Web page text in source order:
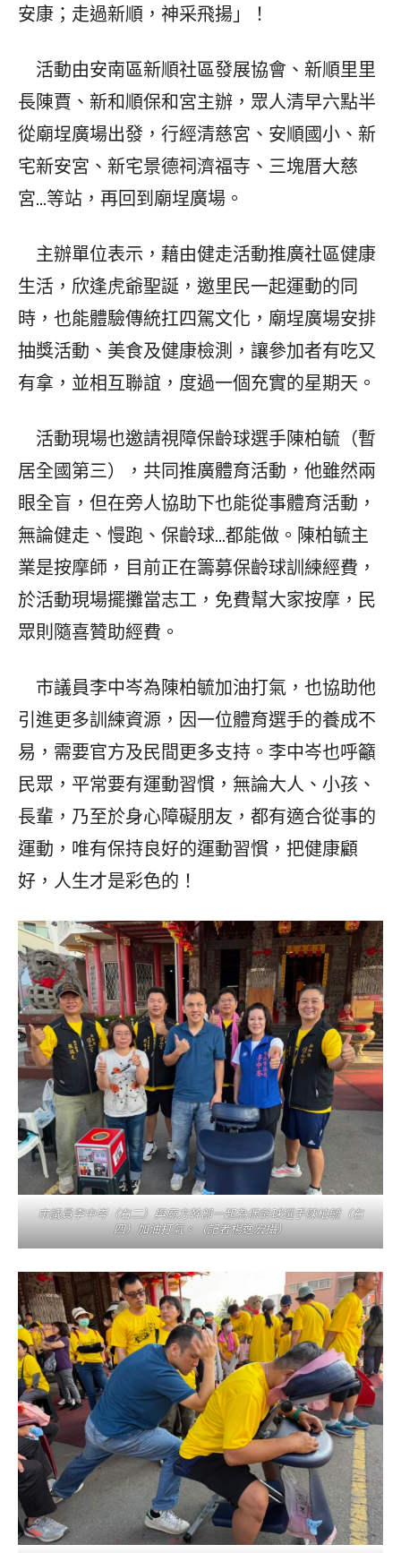
安康；走過新順，神采飛揚」！
活動由安南區新順社區發展協會、新順里里
長陳賈、新和順保和宮主辦，眾人清早六點半
從廟埕廣場出發，行經清慈宮、安順國小、新
宅新安宮、新宅景德祠濟福寺、三塊厝大慈
宮…等站，再回到廟埕廣場。
主辦單位表示，藉由健走活動推廣社區健康
生活，欣逢虎爺聖誕，邀里民一起運動的同
時，也能體驗傳統扛四駕文化，廟埕廣場安排
抽獎活動、美食及健康檢測，讓參加者有吃又
有拿，並相互聯誼，度過一個充實的星期天。
活動現場也邀請視障保齡球選手陳柏毓（暫
居全國第三），共同推廣體育活動，他雖然兩
眼全盲，但在旁人協助下也能從事體育活動，
無論健走、慢跑、保齡球…都能做。陳柏毓主
業是按摩師，目前正在籌募保齡球訓練經費，
於活動現場擺攤當志工，免費幫大家按摩，民
眾則隨喜贊助經費。
市議員李中岑為陳柏毓加油打氣，也協助他
引進更多訓練資源，因一位體育選手的養成不
易，需要官方及民間更多支持。李中岑也呼籲
民眾，平常要有運動習慣，無論大人、小孩、
長輩，乃至於身心障礙朋友，都有適合從事的
運動，唯有保持良好的運動習慣，把健康顧
好，人生才是彩色的！
市議員李中岑（右二）與廟方幹部一起為保齡球選手陳柏毓（右
四）加油打氣。（記者楊逸宏攝）